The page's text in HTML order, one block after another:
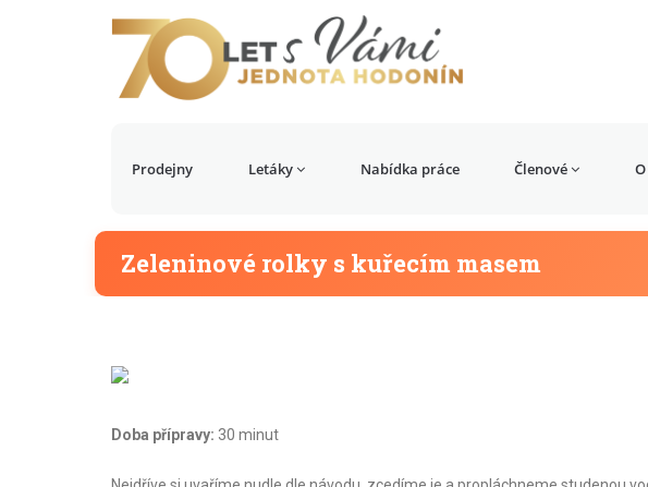
Prodejny Letáky Nabídka práce Členové
Zeleninové rolky s kuřecím masem
Doba přípravy: 30 minut